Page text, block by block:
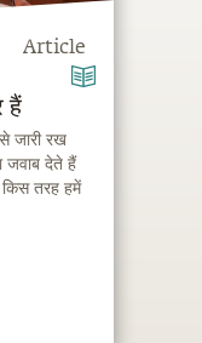
Article
हैं
जारी रख
जवाब देते हैं
किस तरह हमें